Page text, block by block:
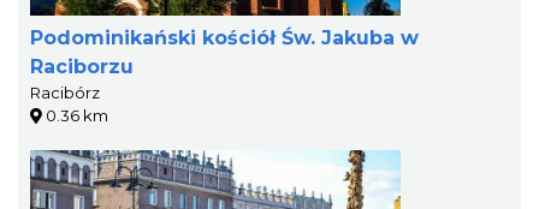
Podominikański kościół Św. Jakuba w
Raciborzu
Racibórz
0.36 km